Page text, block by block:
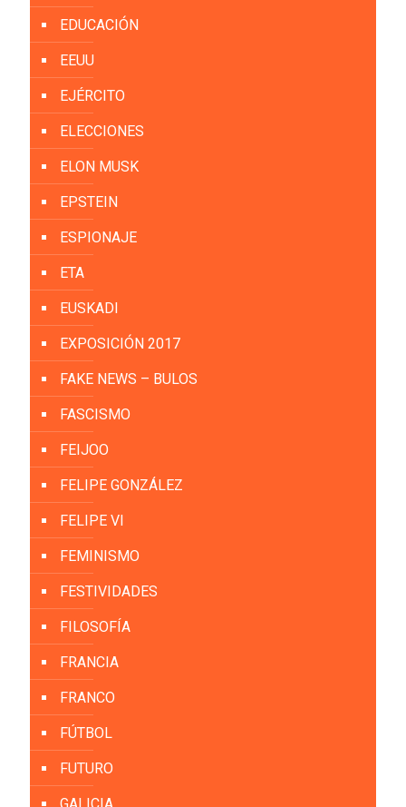
EDUCACIÓN
EEUU
EJÉRCITO
ELECCIONES
ELON MUSK
EPSTEIN
ESPIONAJE
ETA
EUSKADI
EXPOSICIÓN 2017
FAKE NEWS – BULOS
FASCISMO
FEIJOO
FELIPE GONZÁLEZ
FELIPE VI
FEMINISMO
FESTIVIDADES
FILOSOFÍA
FRANCIA
FRANCO
FÚTBOL
FUTURO